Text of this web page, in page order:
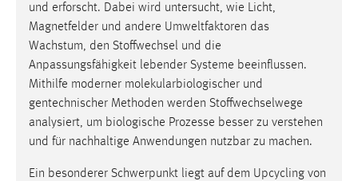
und erforscht. Dabei wird untersucht, wie Licht,
Magnetfelder und andere Umweltfaktoren das
Wachstum, den Stoffwechsel und die
Anpassungsfähigkeit lebender Systeme beeinflussen.
Mithilfe moderner molekularbiologischer und
gentechnischer Methoden werden Stoffwechselwege
analysiert, um biologische Prozesse besser zu verstehen
und für nachhaltige Anwendungen nutzbar zu machen.
Ein besonderer Schwerpunkt liegt auf dem Upcycling von